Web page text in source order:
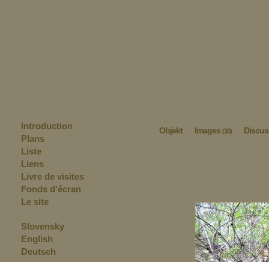
Objekt Images (30)
Introduction
Plans
Liste
Liens
Livre de visites
Fonds d'écran
Le site
Slovensky
English
Deutsch